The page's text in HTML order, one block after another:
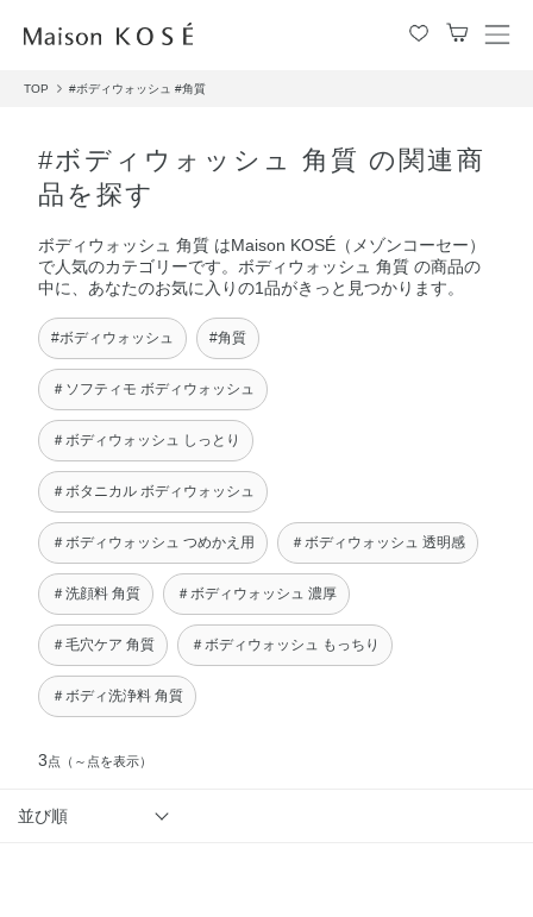
メ
TOP #ボディウォッシュ #角質
#ボディウォッシュ 角質 の関連商
品を探す
ボディウォッシュ 角質 はMaison KOSÉ（メゾンコーセー）
で人気のカテゴリーです。ボディウォッシュ 角質 の商品の
中に、あなたのお気に入りの1品がきっと見つかります。
#ボディウォッシュ #角質
＃ソフティモ ボディウォッシュ
＃ボディウォッシュ しっとり
＃ボタニカル ボディウォッシュ
＃ボディウォッシュ つめかえ用 ＃ボディウォッシュ 透明感
＃洗顔料 角質 ＃ボディウォッシュ 濃厚
＃毛穴ケア 角質 ＃ボディウォッシュ もっちり
＃ボディ洗浄料 角質
3点 （～点を表示）
並び順